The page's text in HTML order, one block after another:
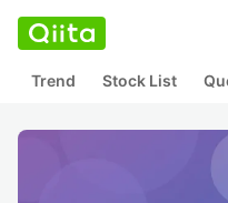
Trend Stock List